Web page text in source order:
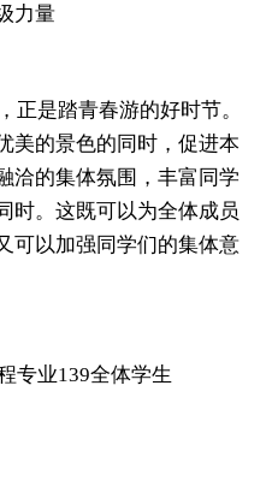
力量
正是踏青春游的好时节。
美的景色的同时，促进本
洽的集体氛围，丰富同学
时。这既可以为全体成员
可以加强同学们的集体意
专业139全体学生